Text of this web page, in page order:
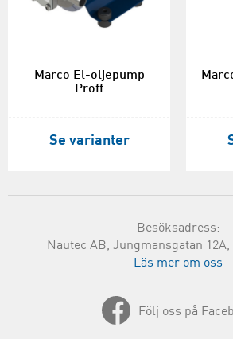
Marco El-oljepump
Proff
Se varianter
Besöksadress:
Nautec AB, Jungmansgatan 12A,
Läs mer om oss
Följ oss på